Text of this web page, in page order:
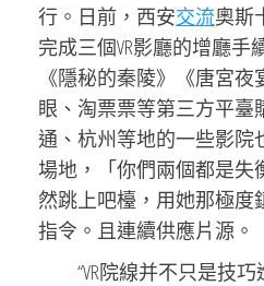
行。日前，西安交流奧斯
完成三個VR影廳的增廳手
《隱秘的秦陵》《唐宮
眼、淘票票等第三方平臺
通、杭州等地的一些影院
場地，「你們兩個都是失
然跳上吧檯，用她那極度
指令。且連續供應片源。
“VR院線并不只是技